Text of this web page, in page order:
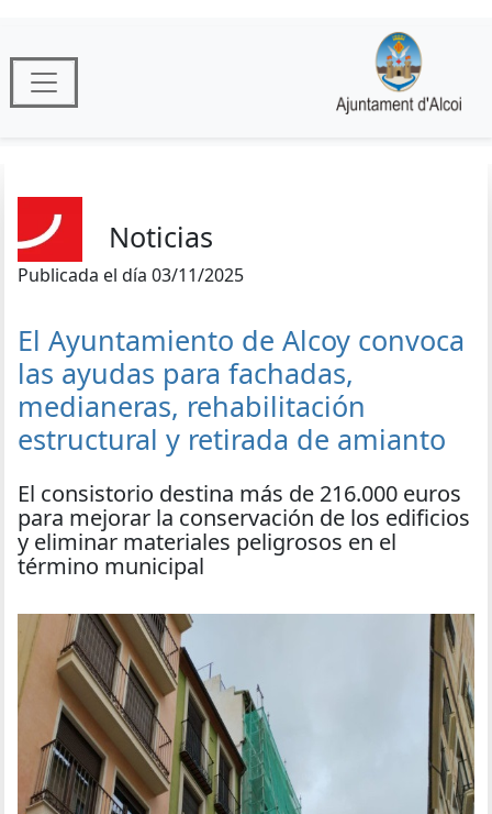
Noticias
Publicada el día 03/11/2025
El Ayuntamiento de Alcoy convoca
las ayudas para fachadas,
medianeras, rehabilitación
estructural y retirada de amianto
El consistorio destina más de 216.000 euros
para mejorar la conservación de los edificios
y eliminar materiales peligrosos en el
término municipal